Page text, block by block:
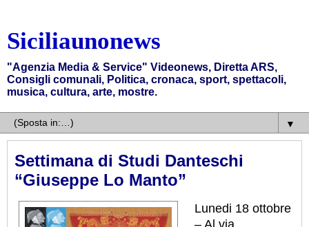
Siciliaunonews
"Agenzia Media & Service" Videonews, Diretta ARS,
Consigli comunali, Politica, cronaca, sport, spettacoli,
musica, cultura, arte, mostre.
▼
Settimana di Studi Danteschi
“Giuseppe Lo Manto”
Lunedi 18 ottobre
– Al via